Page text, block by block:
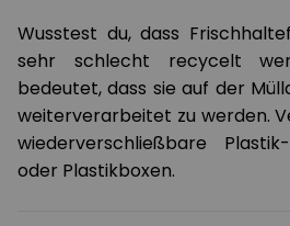
Wusstest du, dass
sehr schlecht recycelt
bedeutet, dass sie auf der
weiterverarbeitet zu werden.
wiederverschließbare
oder Plastikboxen.